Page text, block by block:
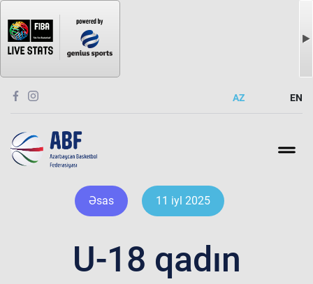
AZ EN
Əsas 11 iyl 2025
U-18 qadın